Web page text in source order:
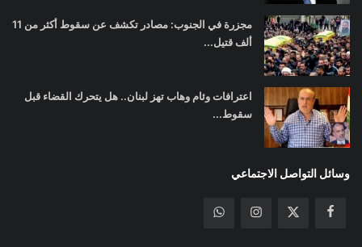
مجزرة في الجنوب: مصادر تكشف عن سقوط أكثر من 11
ألف قتيل...
اعترافات وئام وهاب تهز لبنان.. هل يتحرك القضاء قبل
سقوط...
وسائل التواصل الاجتماعي